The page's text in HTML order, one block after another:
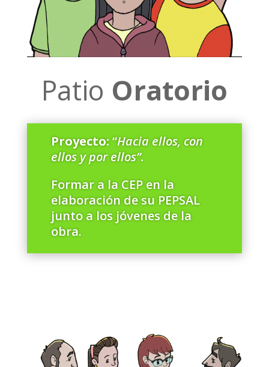
Patio Oratorio
Proyecto: “Hacia ellos, con
ellos y por ellos”.
Formar a la CEP en la
elaboración de su PEPSAL
junto a los jóvenes de la
obra.